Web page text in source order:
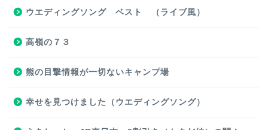
ウエディングソング ベスト （ライブ風）
高嶺の７３
熊の目撃情報が一切ないキャンプ場
幸せを見つけました（ウエディングソング）